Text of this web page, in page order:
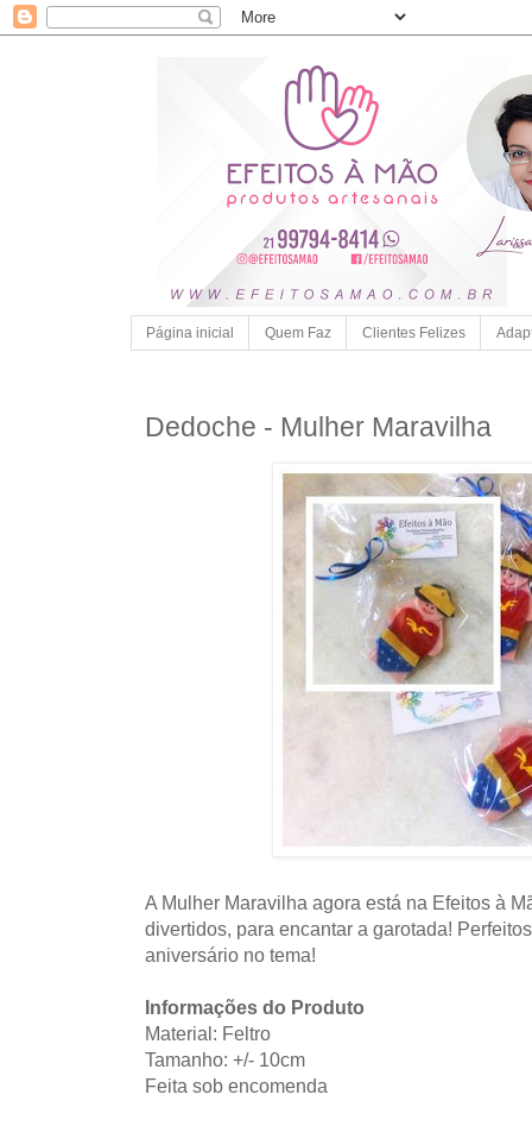
Página inicial Quem Faz Clientes Felizes
Dedoche - Mulher Maravilha
A Mulher Maravilha agora está na Efeitos à
divertidos, para encantar a garotada!
aniversário no tema!
Informações do Produto
Material: Feltro
Tamanho: +/- 10cm
Feita sob encomenda